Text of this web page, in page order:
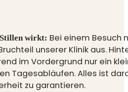
wirkt: Bei einem Besuch
unserer Klinik aus.
im Vordergrund nur ein
Tagesabläufen. Alles ist
zu garantieren.